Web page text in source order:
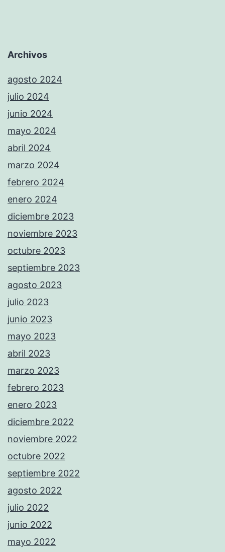
Archivos
agosto 2024
julio 2024
junio 2024
mayo 2024
abril 2024
marzo 2024
febrero 2024
enero 2024
diciembre 2023
noviembre 2023
octubre 2023
septiembre 2023
agosto 2023
julio 2023
junio 2023
mayo 2023
abril 2023
marzo 2023
febrero 2023
enero 2023
diciembre 2022
noviembre 2022
octubre 2022
septiembre 2022
agosto 2022
julio 2022
junio 2022
mayo 2022